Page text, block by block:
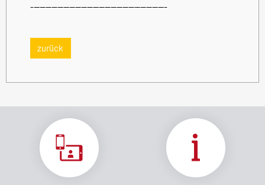
----------------------------------------------
zurück